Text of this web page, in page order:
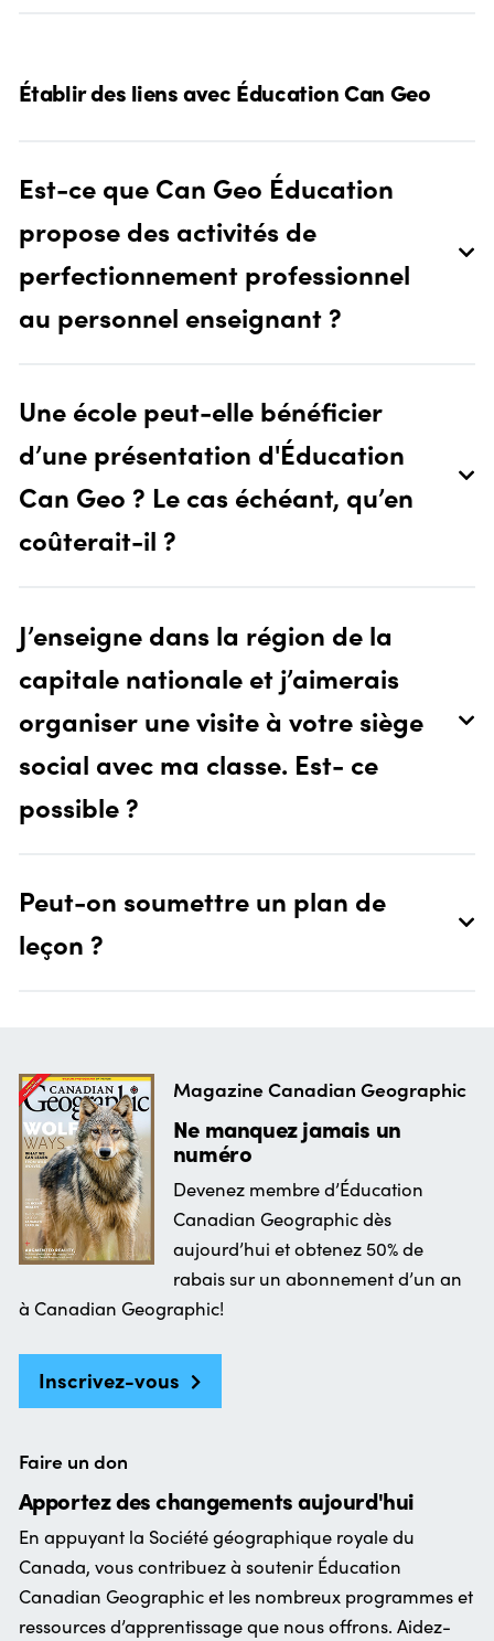
Établir des liens avec Éducation Can Geo
Est-ce que Can Geo Éducation
propose des activités de
perfectionnement professionnel
au personnel enseignant ?
Une école peut-elle bénéficier
d’une présentation d'Éducation
Can Geo ? Le cas échéant, qu’en
coûterait-il ?
J’enseigne dans la région de la
capitale nationale et j’aimerais
organiser une visite à votre siège
social avec ma classe. Est- ce
possible ?
Peut-on soumettre un plan de
leçon ?
Magazine Canadian Geographic
Ne manquez jamais un
numéro
Devenez membre d’Éducation
Canadian Geographic dès
aujourd’hui et obtenez 50% de
rabais sur un abonnement d’un an
à Canadian Geographic!
Inscrivez-vous
Faire un don
Apportez des changements aujourd'hui
En appuyant la Société géographique royale du
Canada, vous contribuez à soutenir Éducation
Canadian Geographic et les nombreux programmes et
ressources d’apprentissage que nous offrons. Aidez-